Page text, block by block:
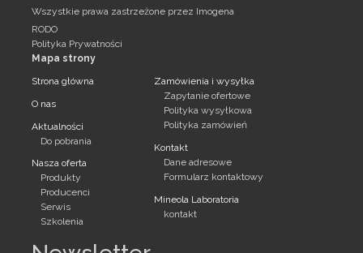
Wszystkie prawa zastrzeżone przez Imogena
RODO
Polityka Prywatności
Mapa strony
Strona główna
O nas
Aktualności
Do pobrania
Nasza oferta
Produkty
Producenci
Serwis
Szkolenia
Zamówienia i wysyłka
Zapytanie ofertowe
Polityka wysyłkowa
Polityka zamówień
Kontakt
Dane adresowe
Formularz kontaktowy
Mineola Laboratoria
kontakt